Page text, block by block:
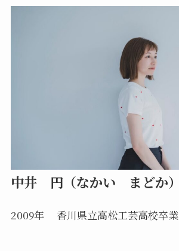
中井 円（なかい まどか）
2009年 香川県立高松工芸高校卒業